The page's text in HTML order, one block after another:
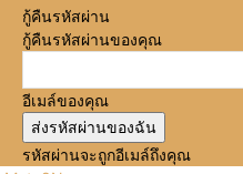
กู้คืนรหัสผ่าน
กู้คืนรหัสผ่านของคุณ
อีเมล์ของคุณ
รหัสผ่านจะถูกอีเมล์ถึงคุณ